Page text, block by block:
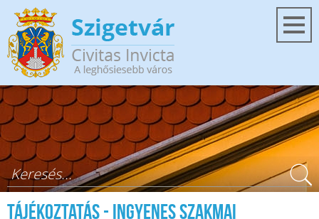
Ugrás a tartalomra
Keresés űrlap
Tájékoztatás - Ingyenes szakmai